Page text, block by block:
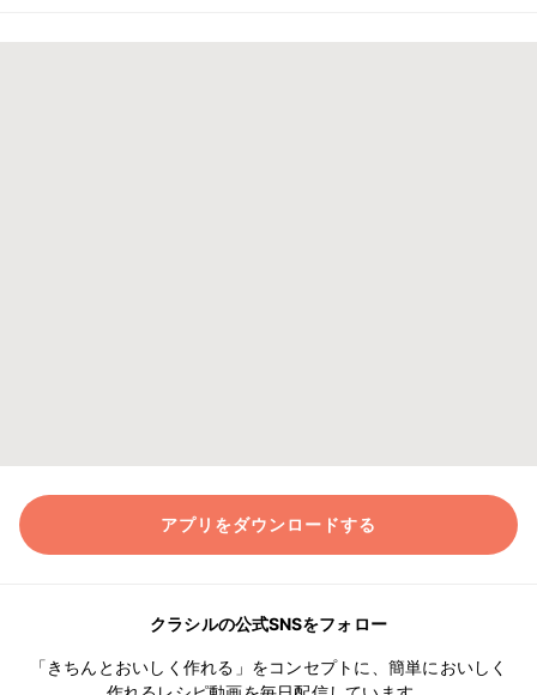
アプリをダウンロードする
クラシルの公式SNSをフォロー
「きちんとおいしく作れる」をコンセプトに、簡単においしく